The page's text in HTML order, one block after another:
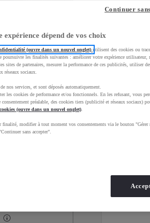
Concession
dépend de vos choix
(ouvre dans un nouvel onglet) utilisent des cookies ou
les finalités suivantes : améliorer votre expérience utilisateur,
sites de partenaires, mesurer la performance de ces publicités, utiliser
réseaux sociaux.
nos services, et sont déposés automatiquement.
les cookies de performance et/ou fonctionnels. En les refusant, vous
préalable, des cookies tiers (publicité et réseaux sociaux)
(ouvre dans un nouvel onglet)
finalité, modifier à tout moment vos consentements via le bouton "Gérer
sans accepter".
Continuer